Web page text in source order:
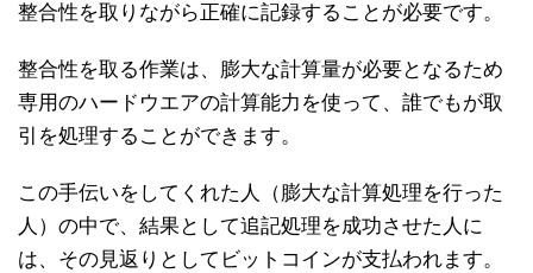
整合性を取りながら正確に記録することが必要です。
整合性を取る作業は、膨大な計算量が必要となるため
専用のハードウエアの計算能力を使って、誰でもが取
引を処理することができます。
この手伝いをしてくれた人（膨大な計算処理を行った
人）の中で、結果として追記処理を成功させた人に
は、その見返りとしてビットコインが支払われます。